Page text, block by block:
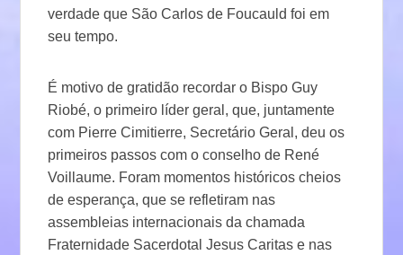
verdade que São Carlos de Foucauld foi em
seu tempo.
É motivo de gratidão recordar o Bispo Guy
Riobé, o primeiro líder geral, que, juntamente
com Pierre Cimitierre, Secretário Geral, deu os
primeiros passos com o conselho de René
Voillaume. Foram momentos históricos cheios
de esperança, que se refletiram nas
assembleias internacionais da chamada
Fraternidade Sacerdotal Jesus Caritas e nas